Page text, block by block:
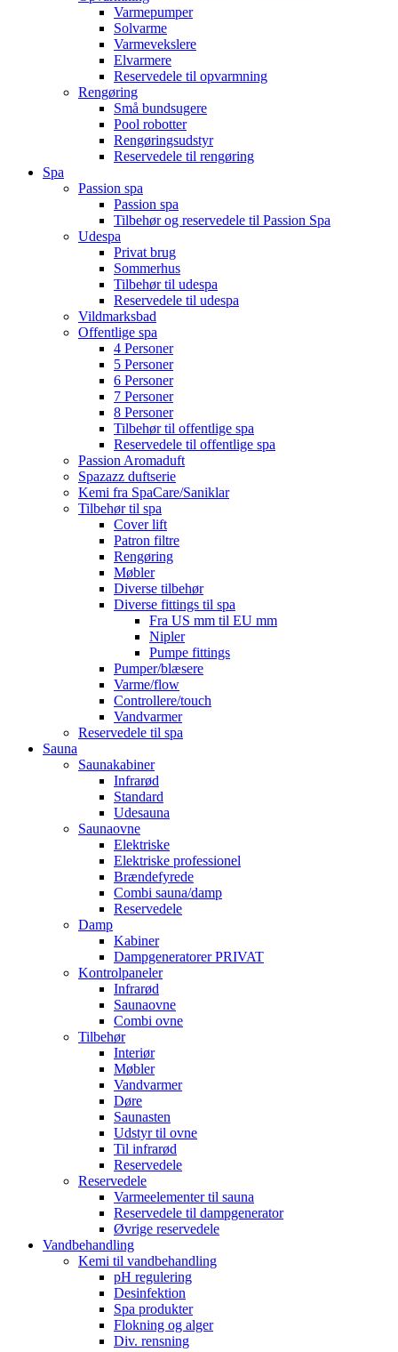
Varmepumper
Solvarme
Varmevekslere
Elvarmere
Reservedele til opvarmning
Rengøring
Små bundsugere
Pool robotter
Rengøringsudstyr
Reservedele til rengøring
Spa
Passion spa
Passion spa
Tilbehør og reservedele til Passion Spa
Udespa
Privat brug
Sommerhus
Tilbehør til udespa
Reservedele til udespa
Vildmarksbad
Offentlige spa
4 Personer
5 Personer
6 Personer
7 Personer
8 Personer
Tilbehør til offentlige spa
Reservedele til offentlige spa
Passion Aromaduft
Spazazz duftserie
Kemi fra SpaCare/Saniklar
Tilbehør til spa
Cover lift
Patron filtre
Rengøring
Møbler
Diverse tilbehør
Diverse fittings til spa
Fra US mm til EU mm
Nipler
Pumpe fittings
Pumper/blæsere
Varme/flow
Controllere/touch
Vandvarmer
Reservedele til spa
Sauna
Saunakabiner
Infrarød
Standard
Udesauna
Saunaovne
Elektriske
Elektriske professionel
Brændefyrede
Combi sauna/damp
Reservedele
Damp
Kabiner
Dampgeneratorer PRIVAT
Kontrolpaneler
Infrarød
Saunaovne
Combi ovne
Tilbehør
Interiør
Møbler
Vandvarmer
Døre
Saunasten
Udstyr til ovne
Til infrarød
Reservedele
Reservedele
Varmeelementer til sauna
Reservedele til dampgenerator
Øvrige reservedele
Vandbehandling
Kemi til vandbehandling
pH regulering
Desinfektion
Spa produkter
Flokning og alger
Div. rensning